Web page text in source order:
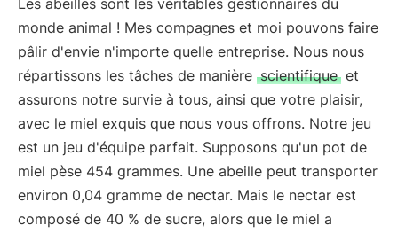
Les abeilles sont les véritables gestionnaires du
monde animal ! Mes compagnes et moi pouvons faire
pâlir d'envie n'importe quelle entreprise. Nous nous
répartissons les tâches de manière scientifique et
assurons notre survie à tous, ainsi que votre plaisir,
avec le miel exquis que nous vous offrons. Notre jeu
est un jeu d'équipe parfait. Supposons qu'un pot de
miel pèse 454 grammes. Une abeille peut transporter
environ 0,04 gramme de nectar. Mais le nectar est
composé de 40 % de sucre, alors que le miel a